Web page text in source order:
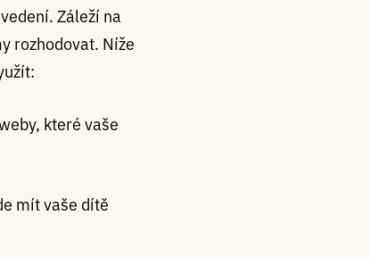
Záleží na
rozhodovat. Níže
které vaše
mít vaše dítě